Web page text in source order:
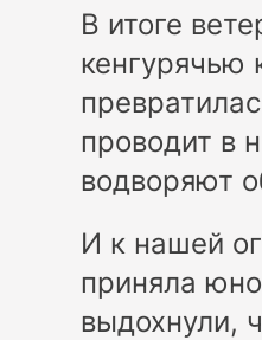
В итоге
кенгурячью
проводит в
водворяют
И к нашей
приняла
выдохнули,